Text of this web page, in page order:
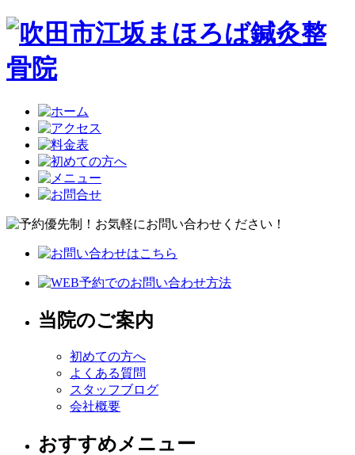
当院のご案内
初めての方へ
よくある質問
スタッフブログ
会社概要
おすすめメニュー